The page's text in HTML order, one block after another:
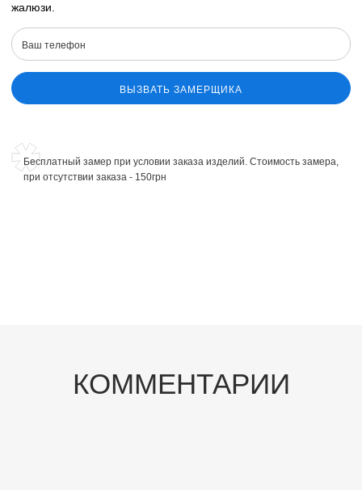
жалюзи.
ВЫЗВАТЬ ЗАМЕРЩИКА
Бесплатный замер при условии заказа изделий. Стоимость замера,
при отсутствии заказа - 150грн
КОММЕНТАРИИ